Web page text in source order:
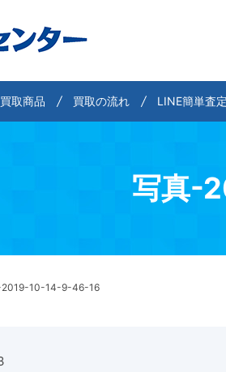
買取商品 買取の流れ LINE簡単査定
写真-
2019-10-14-9-46-16